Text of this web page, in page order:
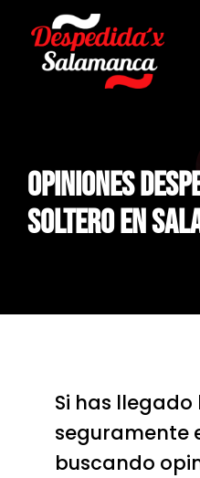
content
OPINIONES
SOLTERO EN
Si has
seguramente
buscando